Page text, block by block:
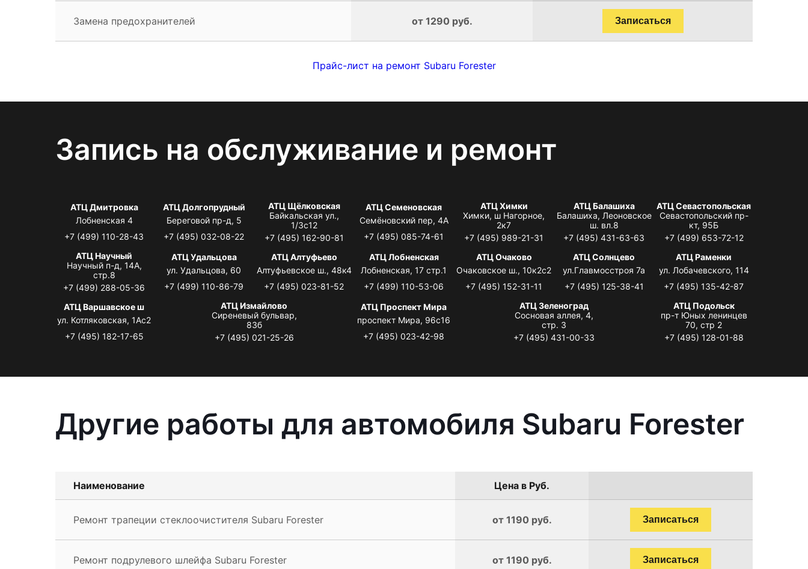
Замена предохранителей от 1290 руб. Записаться
Прайс-лист на ремонт Subaru Forester
Запись на обслуживание и ремонт
АТЦ Дмитровка
Лобненская 4
+7 (499) 110-28-43
АТЦ Долгопрудный
Береговой пр-д, 5
+7 (495) 032-08-22
АТЦ Щёлковская
Байкальская ул.,
1/3с12
+7 (495) 162-90-81
АТЦ Семеновская
Семёновский пер, 4А
+7 (495) 085-74-61
АТЦ Химки
Химки, ш Нагорное,
2к7
+7 (495) 989-21-31
АТЦ Балашиха
Балашиха, Леоновское
ш. вл.8
+7 (495) 431-63-63
АТЦ Севастопольская
Севастопольский пр-
кт, 95Б
+7 (499) 653-72-12
АТЦ Научный
Научный п-д, 14А,
стр.8
+7 (499) 288-05-36
АТЦ Удальцова
ул. Удальцова, 60
+7 (499) 110-86-79
АТЦ Алтуфьево
Алтуфьевское ш., 48к4
+7 (495) 023-81-52
АТЦ Лобненская
Лобненская, 17 стр.1
+7 (499) 110-53-06
АТЦ Очаково
Очаковское ш., 10к2с2
+7 (495) 152-31-11
АТЦ Солнцево
ул.Главмосстроя 7а
+7 (495) 125-38-41
АТЦ Раменки
ул. Лобачевского, 114
+7 (495) 135-42-87
АТЦ Варшавское ш
ул. Котляковская, 1Ас2
+7 (495) 182-17-65
АТЦ Измайлово
Сиреневый бульвар,
83б
+7 (495) 021-25-26
АТЦ Проспект Мира
проспект Мира, 96с16
+7 (495) 023-42-98
АТЦ Зеленоград
Сосновая аллея, 4,
стр. 3
+7 (495) 431-00-33
АТЦ Подольск
пр-т Юных ленинцев
70, стр 2
+7 (495) 128-01-88
Другие работы для автомобиля Subaru Forester
Наименование Цена в Руб.
Ремонт трапеции стеклоочистителя Subaru Forester от 1190 руб. Записаться
Ремонт подрулевого шлейфа Subaru Forester от 1190 руб. Записаться